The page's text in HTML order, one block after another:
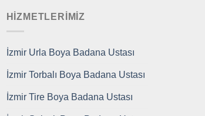
HİZMETLERİMİZ
İzmir Urla Boya Badana Ustası
İzmir Torbalı Boya Badana Ustası
İzmir Tire Boya Badana Ustası